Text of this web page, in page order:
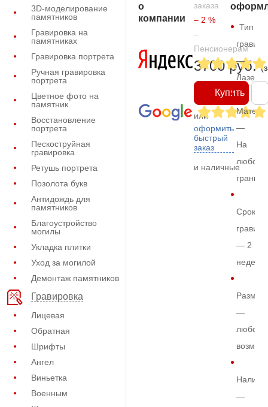
3D-моделирование
памятников
Гравировка на
памятниках
Гравировка портрета
Ручная гравировка
портрета
Цветное фото на
памятник
Восстановление
портрета
Пескоструйная
гравировка
Ретушь портрета
Позолота букв
Антидождь для
памятников
Благоустройство
могилы
Укладка плитки
Уход за могилой
Демонтаж памятников
Гравировка
Лицевая
Обратная
Шрифты
Ангел
Виньетка
Военным
о
компании
заказа
– 2 %
–
Пенсионерам
3700 руб.
Купить
или
оформить
быстрый
заказ
и наличные
Тип
—
—
На
любом
граните
Срок
— 2
недели
Размер
—
любой
—